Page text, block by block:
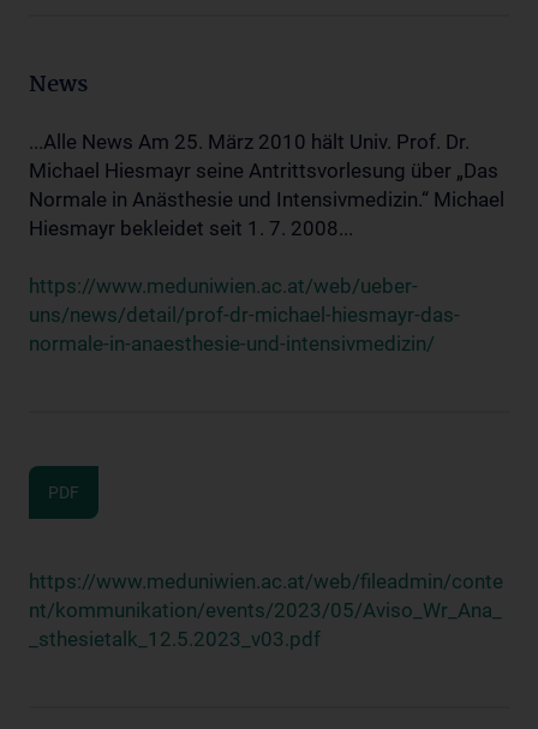
News
...Alle News Am 25. März 2010 hält Univ. Prof. Dr.
Michael Hiesmayr seine Antrittsvorlesung über „Das
Normale in Anästhesie und Intensivmedizin.“ Michael
Hiesmayr bekleidet seit 1. 7. 2008...
https://www.meduniwien.ac.at/web/ueber-
uns/news/detail/prof-dr-michael-hiesmayr-das-
normale-in-anaesthesie-und-intensivmedizin/
PDF
https://www.meduniwien.ac.at/web/fileadmin/conte
nt/kommunikation/events/2023/05/Aviso_Wr_Ana_
_sthesietalk_12.5.2023_v03.pdf